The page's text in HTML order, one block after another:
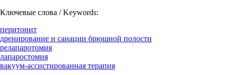
Ключевые слова / Keywords:
перитонит
дренирование и санации брюшной полости
релапаротомия
лапаростомия
вакуум-ассистированная терапия